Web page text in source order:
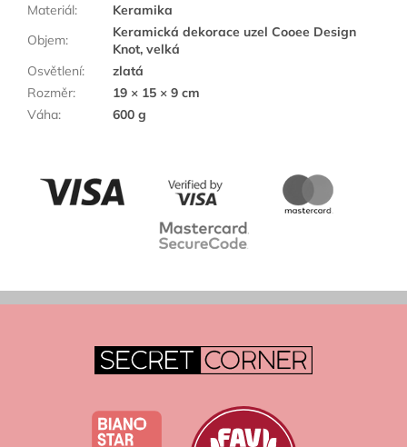
Materiál:
Keramika
Objem:
Keramická dekorace uzel Cooee Design
Knot, velká
Osvětlení:
zlatá
Rozměr:
19 × 15 × 9 cm
Váha: 600 g